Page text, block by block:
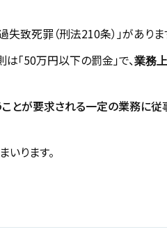
致死罪（刑法210条）」がありま
「50万円以下の罰金」で、業務
が要求される一定の業務に従
ります。